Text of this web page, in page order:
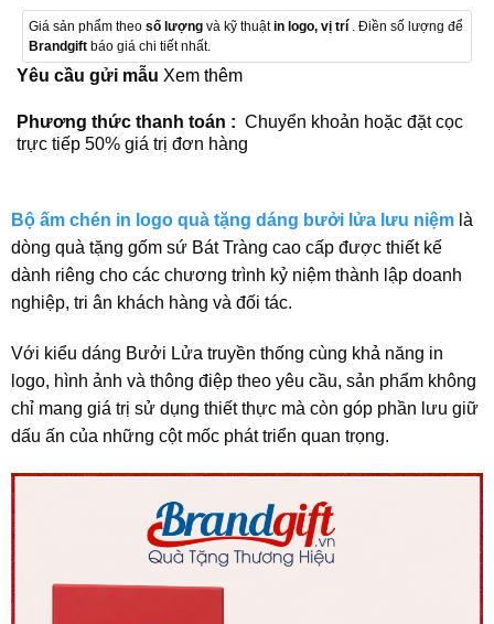
Giá sản phẩm theo số lượng và kỹ thuậtin logo, vị trí . Điền số lượng để
Brandgift báo giá chi tiết nhất.
Yêu cầu gửi mẫu Xem thêm
Phương thức thanh toán : Chuyển khoản hoặc đặt cọc
trực tiếp 50% giá trị đơn hàng
Bộ ấm chén in logo quà tặng dáng bưởi lửa lưu niệmlà
dòng quà tặng gốm sứ Bát Tràng cao cấp được thiết kế
dành riêng cho các chương trình kỷ niệm thành lập doanh
nghiệp, tri ân khách hàng và đối tác.
Với kiểu dáng Bưởi Lửa truyền thống cùng khả năng in
logo, hình ảnh và thông điệp theo yêu cầu, sản phẩm không
chỉ mang giá trị sử dụng thiết thực mà còn góp phần lưu giữ
dấu ấn của những cột mốc phát triển quan trọng.